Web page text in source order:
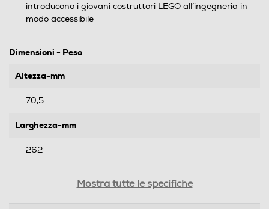
introducono i giovani costruttori LEGO all’ingegneria in
modo accessibile
Dimensioni - Peso
Altezza-mm
70,5
Larghezza-mm
262
Mostra tutte le specifiche